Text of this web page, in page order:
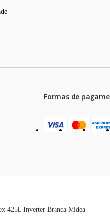
425L Inverter Branca Midea
Formas de
Preços e condições de
são meramente